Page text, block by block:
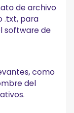
de archivo
.txt, para
software de
como
del